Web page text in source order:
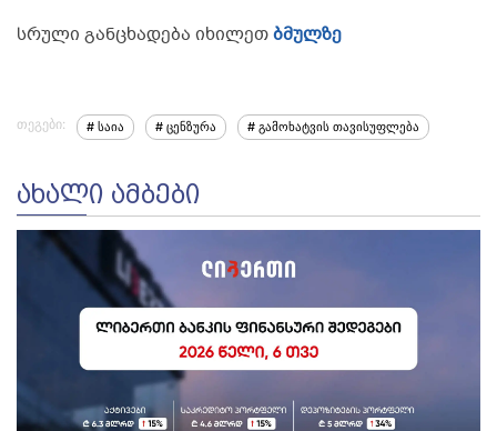
სრული განცხადება იხილეთბმულზე
თეგები: # საია # ცენზურა # გამოხატვის თავისუფლება
ᲐᲮᲐᲚᲘ ᲐᲛᲑᲔᲑᲘ